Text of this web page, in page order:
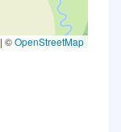
| ©OpenStreetMap